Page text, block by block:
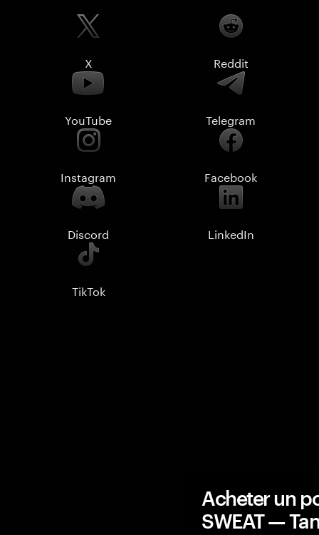
X Reddit
YouTube Telegram
Instagram Facebook
Discord LinkedIn
TikTok
Acheter un
SWEAT —